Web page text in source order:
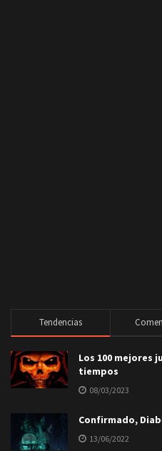
Tendencias
Los 100 mejores
tiempos
08/03/2023
Confirmado,
13/06/2022